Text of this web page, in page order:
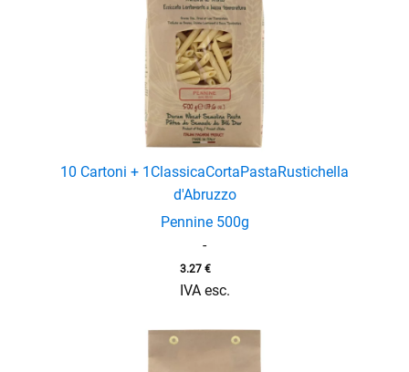
10 Cartoni + 1 ClassicaCortaPastaRustichella
d'Abruzzo
Pennine 500g
-
3.27 €
IVA esc.